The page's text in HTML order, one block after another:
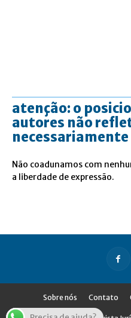
atenção: o
autores não
necessariamente
Não coadunamos com
a liberdade de expressão.
Sobre nós Contato